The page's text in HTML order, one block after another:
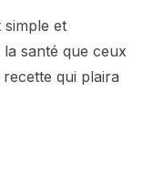
simple et
santé que ceux
qui plaira